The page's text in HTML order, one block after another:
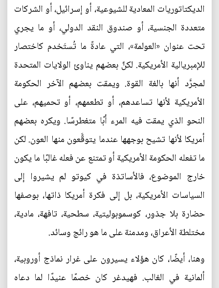
الديكتاتوريات المعادية للشيوعية، أو إسرائيل، أو الشركات
متعددة الجنسية، أو صندوق النقد الدولي، أو ما يجري
تحت عنوان «العولمة»، التي عادةً ما تُستَخدم كاختصار
للإمبريالية الأمريكية. لكنَّ بعضهم يناوئ الولايات المتحدة
لمجرَّد أنها بالغة القوة. ويمقت بعضهم الآخر الحكومة
الأمريكية لأنها تساعدهم، أو تطعمهم، أو تحميهم، على
النحو الذي يمقت فيه المرء أبًا متغطرسًا. ويكره بعضهم
أمريكا لأنها تشيح بوجهها عندما يتوقَّعون منها العون. لكن
ما تفعله الحكومة الأمريكية أو تمتنع عن فعله غالبًا ما يكون
خارج الموضوع، فالأساتذة في كيوتو لم يشيروا إلى
السياسات الأمريكية، بل إلى فكرة أمريكا ذاتها، بوصفها
حضارة بلا جذور، كوسموبوليتية، سطحية، تافهة، مادية،
مختلطة الأعراق، ومدمنة على ما هو رائج وسائد.
وهنا، أيضًا، كان هؤلاء يسيرون على غرار نماذج أوروبية،
ألمانية في الغالب. فهيدغر كان خصمًا عنيدًا لما دعاه